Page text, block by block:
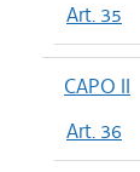
Art. 35
CAPO II
Art. 36